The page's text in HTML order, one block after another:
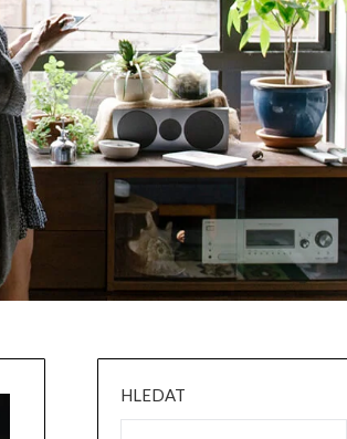
HLEDAT